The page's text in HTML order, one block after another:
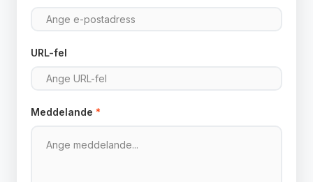
URL-fel
Meddelande *